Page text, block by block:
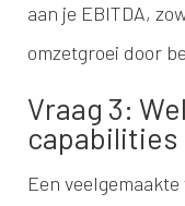
aan je EBITDA,
omzetgroei door
Vraag 3:
capabilities
Een